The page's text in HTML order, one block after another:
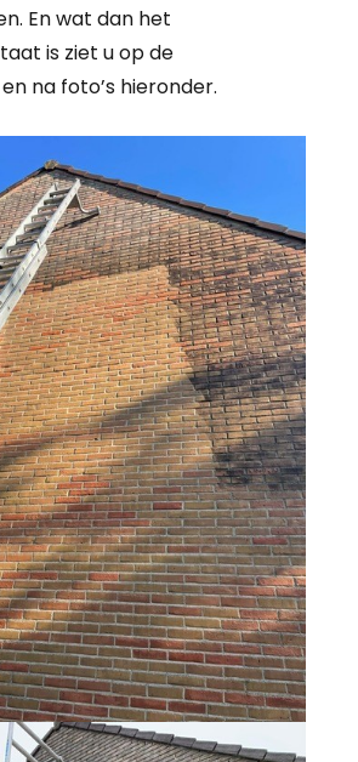
En wat dan het
is ziet u op de
na foto’s hieronder.